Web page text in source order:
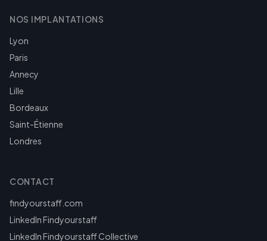
NOS IMPLANTATIONS
Lyon
Paris
Annecy
Lille
Bordeaux
Saint-Étienne
Londres
CONTACT
findyourstaff.com
LinkedIn Findyourstaff
LinkedIn Findyourstaff Collective